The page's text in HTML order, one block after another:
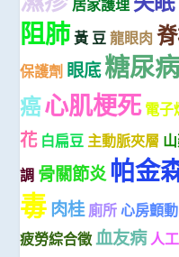
居家護理
阻肺黃 豆 龍眼肉
保護劑 眼底糖尿病
癌心肌梗死 電子
花 白扁豆 主動脈夾層
調 骨關節炎帕金
毒肉桂 廁所 心房顫動
疲勞綜合徵血友病人